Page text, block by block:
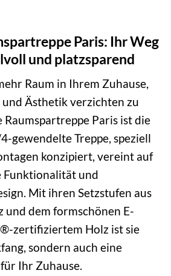
Paris: Ihr Weg
und platzsparend
Raum in Ihrem Zuhause,
Ästhetik verzichten zu
Raumspartreppe Paris ist die
gewendelte Treppe, speziell
konzipiert, vereint auf
Funktionalität und
Mit ihren Setzstufen aus
und dem formschönen E-
zertifiziertem Holz ist sie
sondern auch eine
Ihr Zuhause.